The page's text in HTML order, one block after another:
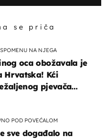
se priča
NA NJEGA
oca obožavala je
Hrvatska! Kći
pjevača
POD POVEĆALOM
sve događalo na